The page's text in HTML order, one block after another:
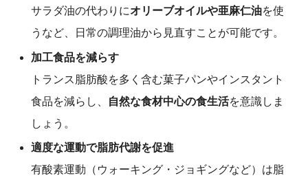
サラダ油の代わりにオリーブオイルや亜麻仁油を使
うなど、日常の調理油から見直すことが可能です。
加工食品を減らす
トランス脂肪酸を多く含む菓子パンやインスタント
食品を減らし、
自然な食材中心の食生活を意識しま
しょう。
適度な運動で脂肪代謝を促進
有酸素運動（ウォーキング・ジョギングなど）は脂